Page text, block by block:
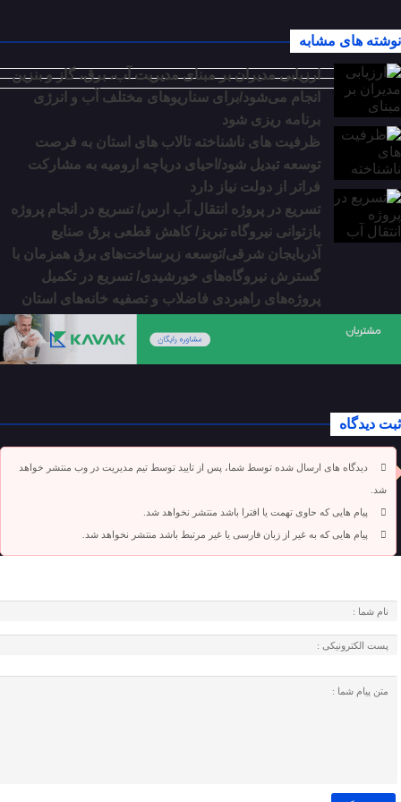
نوشته های مشابه
ارزیابی مدیران بر مبنای مدیریت آب، برق، گاز و بنزین
انجام می‌شود/برای سناریوهای مختلف آب و انرژی
برنامه ‌ریزی شود
ظرفیت‌ های ناشناخته تالاب‌ های استان به فرصت
توسعه تبدیل شود/احیای دریاچه ارومیه به مشارکت
فراتر از دولت نیاز دارد
تسریع در پروژه انتقال آب ارس/ تسریع در انجام پروژه
بازتوانی نیروگاه تبریز/ کاهش قطعی برق صنایع
آذربایجان شرقی/توسعه زیرساخت‌‌های برق همزمان با
گسترش نیروگاه‌‌های خورشیدی/ تسریع در تکمیل
پروژه‌‌های راهبردی فاضلاب و تصفیه خانه‌های استان
ثبت دیدگاه
دیدگاه های ارسال شده توسط شما، پس از تایید توسط تیم مدیریت در وب منتشر خواهد
شد.
پیام هایی که حاوی تهمت یا افترا باشد منتشر نخواهد شد.
پیام هایی که به غیر از زبان فارسی یا غیر مرتبط باشد منتشر نخواهد شد.